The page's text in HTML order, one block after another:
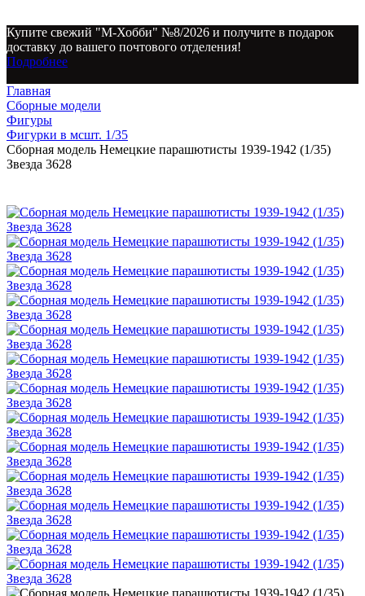
Купите свежий "М-Хобби" №8/2026 и получите в подарок
доставку до вашего почтового отделения!
Подробнее
Главная
Сборные модели
Фигуры
Фигурки в мсшт. 1/35
Сборная модель Немецкие парашютисты 1939-1942 (1/35)
Звезда 3628